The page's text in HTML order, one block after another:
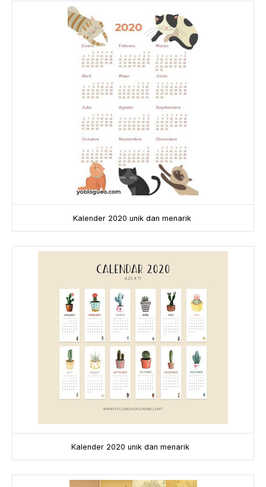
Kalender 2020 unik dan menarik
Kalender 2020 unik dan menarik